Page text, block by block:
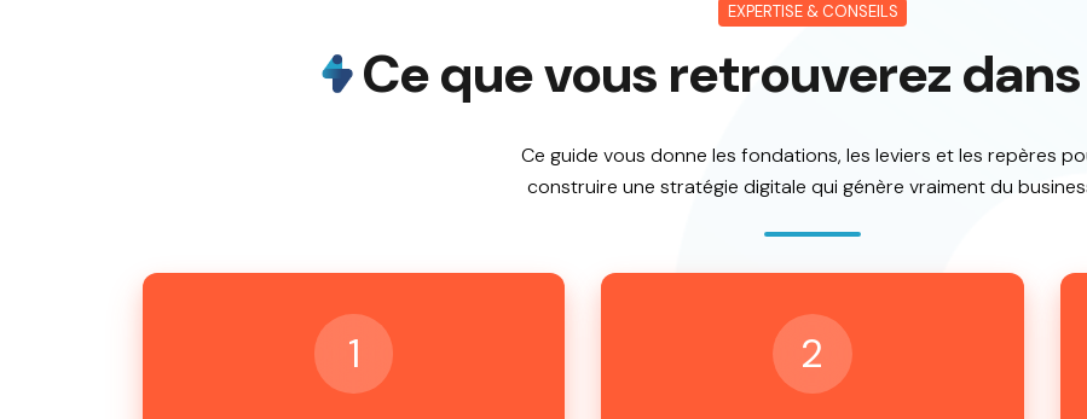
EXPERTISE & CONSEILS
Ce que vous retrouverez
Ce guide vous donne les fondations, les leviers et les repères
construire une stratégie digitale qui génère vraiment du
1 2